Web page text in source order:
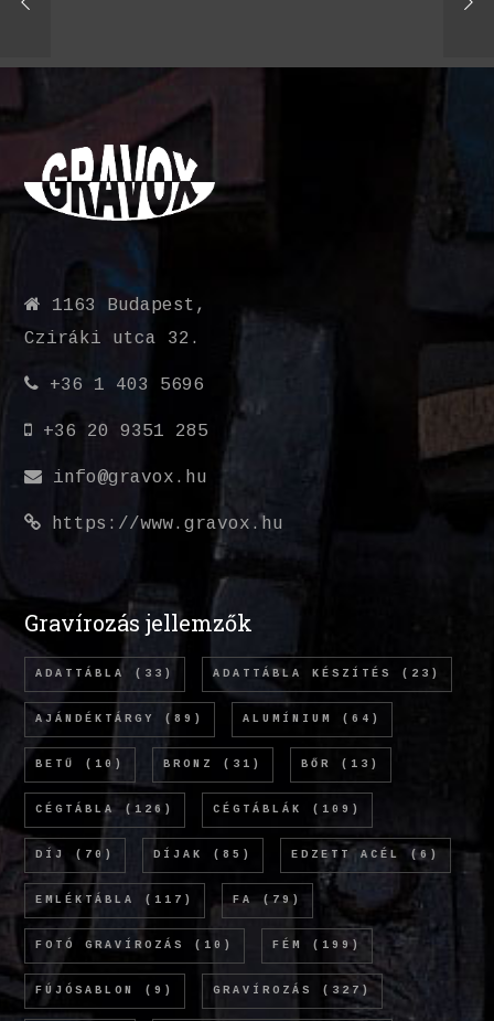
1163 Budapest,
Cziráki utca 32.
+36 1 403 5696
+36 20 9351 285
info@gravox.hu
https://www.gravox.hu
Gravírozás jellemzők
ADATTÁBLA (33) ADATTÁBLA KÉSZÍTÉS (23)
AJÁNDÉKTÁRGY (89) ALUMÍNIUM (64)
BETŰ (10) BRONZ (31) BŐR (13)
CÉGTÁBLA (126) CÉGTÁBLÁK (109)
DÍJ (70) DÍJAK (85) EDZETT ACÉL (6)
EMLÉKTÁBLA (117) FA (79)
FOTÓ GRAVÍROZÁS (10) FÉM (199)
FÚJÓSABLON (9) GRAVÍROZÁS (327)